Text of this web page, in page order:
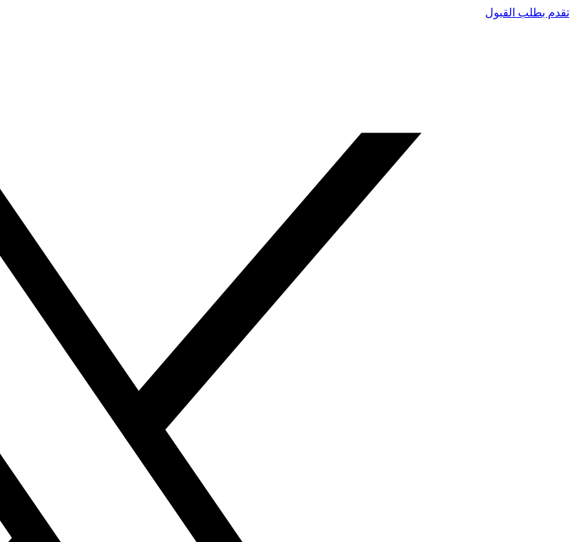
تقدم بطلب القبول